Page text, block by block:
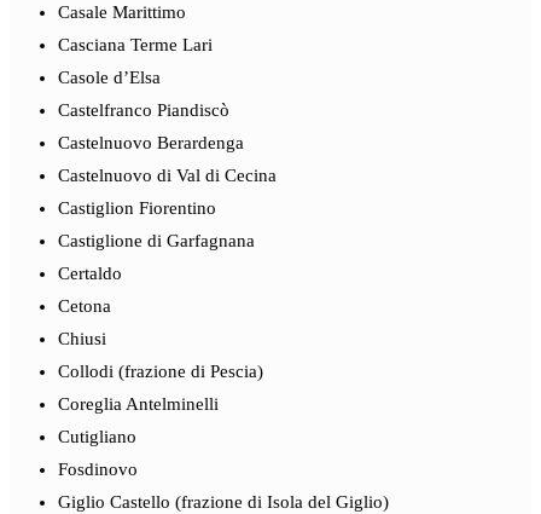
Casale Marittimo
Casciana Terme Lari
Casole d’Elsa
Castelfranco Piandiscò
Castelnuovo Berardenga
Castelnuovo di Val di Cecina
Castiglion Fiorentino
Castiglione di Garfagnana
Certaldo
Cetona
Chiusi
Collodi (frazione di Pescia)
Coreglia Antelminelli
Cutigliano
Fosdinovo
Giglio Castello (frazione di Isola del Giglio)